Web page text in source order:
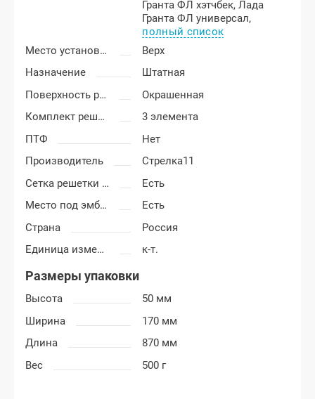
Гранта ФЛ хэтчбек,Лада
Гранта ФЛ универсал,
полный список
Место установки
Верх
Назначение
Штатная
Поверхность решетки
Окрашенная
Комплект решетки
3 элемента
ПТФ
Нет
Производитель
Стрелка11
Сетка решетки радиатора
Есть
Место под эмблему
Есть
Страна
Россия
Единица измерения
к-т.
Размеры упаковки
Высота
50 мм
Ширина
170 мм
Длина
870 мм
Вес
500 г